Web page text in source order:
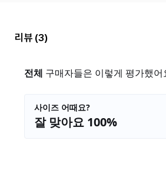
리뷰 (3)